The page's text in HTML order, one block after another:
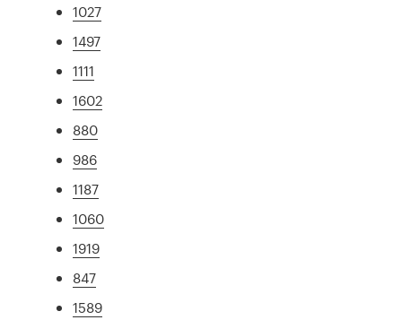
1027
1497
1111
1602
880
986
1187
1060
1919
847
1589